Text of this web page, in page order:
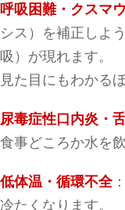
呼吸困難・クスマ
シス）を補正しよ
吸）が現れます。
見た目にもわかる
尿毒症性口内炎・
食事どころか水を
低体温・循環不全
冷たくなります。